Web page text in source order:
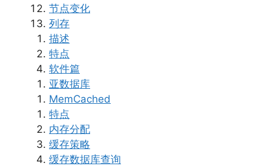
节点变化
列存
描述
特点
软件篇
亚数据库
MemCached
特点
内存分配
缓存策略
缓存数据库查询